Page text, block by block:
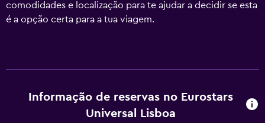
comodidades e localização para te ajudar a decidir se esta
é a opção certa para a tua viagem.
Informação de reservas no Eurostars
Universal Lisboa